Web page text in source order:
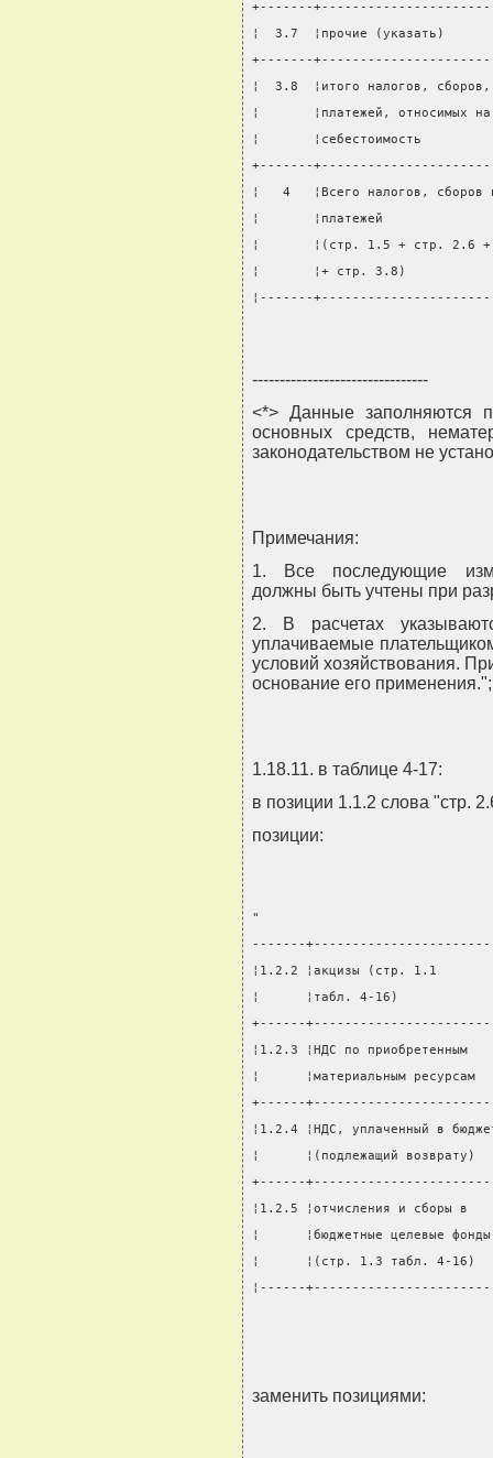
+-------+-----------------------
¦  3.7  ¦прочие
+-------+-----------------------
¦  3.8  ¦итого налогов,
¦       ¦платежей,
¦       ¦себестоимость
+-------+-----------------------
¦   4   ¦Всего налогов,
¦       ¦платежей
¦       ¦(стр. 1.5 + стр.
¦       ¦+ стр. 3.8)
¦-------
--------------------------------
<*> Данные заполняются
основных средств,
законодательством не
Примечания:
1. Все последующие
должны быть учтены при
2. В расчетах
уплачиваемые
условий хозяйствования.
основание его применения.";
1.18.11. в таблице 4-17:
в позиции 1.1.2 слова "стр.
позиции:
"
-------
¦1.2.2 ¦акцизы (стр.
¦      ¦табл. 4-16)
+------
¦1.2.3 ¦НДС по
¦      ¦материальным
+------
¦1.2.4 ¦НДС, уплаченный
¦      ¦(подлежащий
+------
¦1.2.5 ¦отчисления и
¦      ¦бюджетные целевые
¦      ¦(стр. 1.3 табл. 4-
¦------
заменить позициями: